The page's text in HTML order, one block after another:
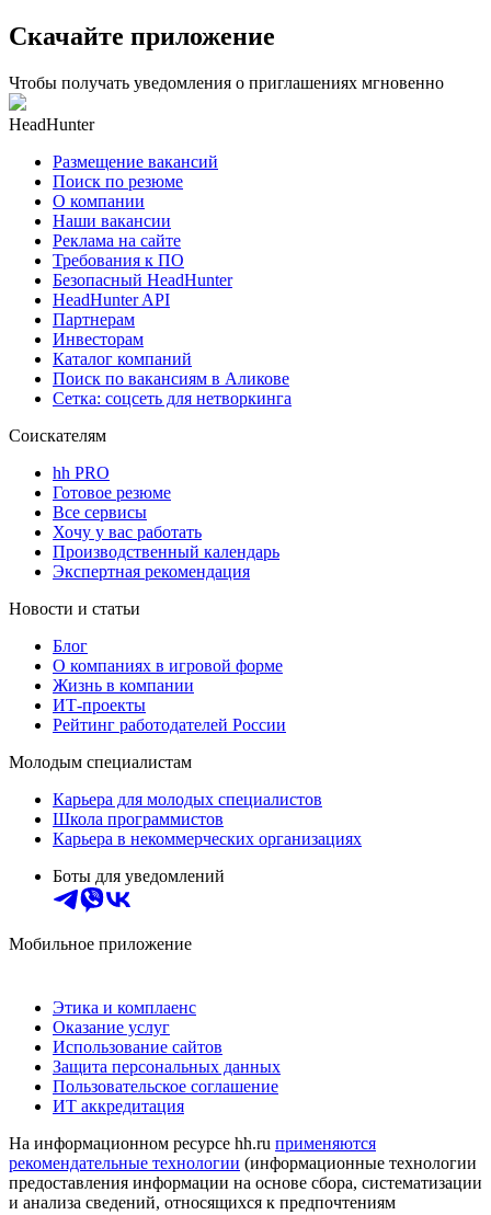
Скачайте приложение
Чтобы получать уведомления о приглашениях мгновенно
HeadHunter
Размещение вакансий
Поиск по резюме
О компании
Наши вакансии
Реклама на сайте
Требования к ПО
Безопасный HeadHunter
HeadHunter API
Партнерам
Инвесторам
Каталог компаний
Поиск по вакансиям в Аликове
Сетка: соцсеть для нетворкинга
Соискателям
hh PRO
Готовое резюме
Все сервисы
Хочу у вас работать
Производственный календарь
Экспертная рекомендация
Новости и статьи
Блог
О компаниях в игровой форме
Жизнь в компании
ИТ-проекты
Рейтинг работодателей России
Молодым специалистам
Карьера для молодых специалистов
Школа программистов
Карьера в некоммерческих организациях
Боты для уведомлений
Мобильное приложение
Этика и комплаенс
Оказание услуг
Использование сайтов
Защита персональных данных
Пользовательское соглашение
ИТ аккредитация
На информационном ресурсе hh.ru применяются
рекомендательные технологии (информационные технологии
предоставления информации на основе сбора, систематизации
и анализа сведений, относящихся к предпочтениям